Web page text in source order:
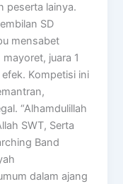
peserta lainya.
SD
mensabet
juara 1
Kompetisi ini
“Alhamdulillah
SWT, Serta
Band
dalam ajang